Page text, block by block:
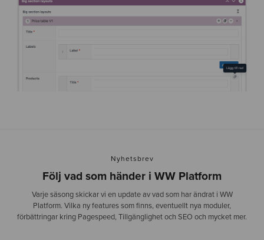
Nyhetsbrev
Följ vad som händer i WW Platform
Varje säsong skickar vi en update av vad som har ändrat i WW
Platform. Vilka ny features som finns, eventuellt nya moduler,
förbättringar kring Pagespeed, Tillgänglighet och SEO och mycket mer.